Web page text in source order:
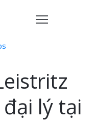
lý tại